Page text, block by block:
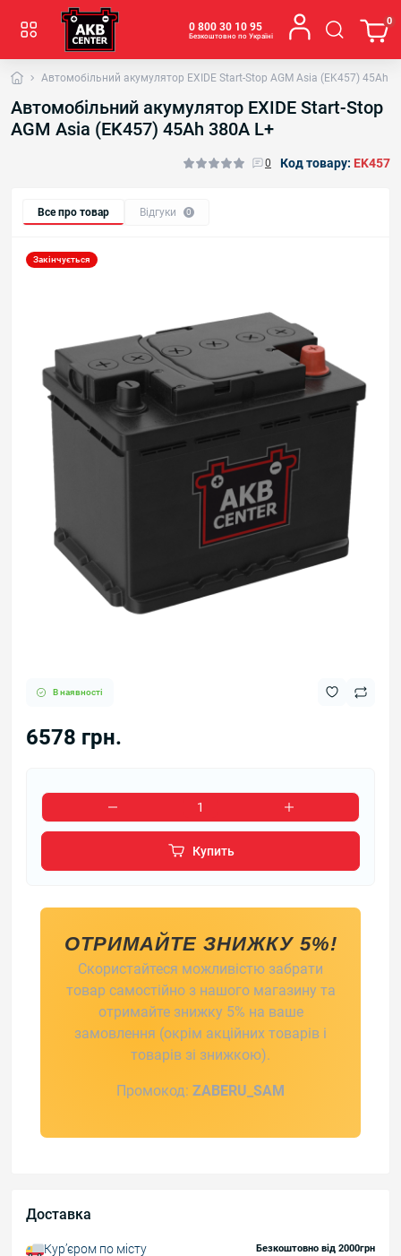
0 800 30 10 95
Безкоштовно по Україні
0
Автомобільний акумулятор EXIDE Start-Stop AGM Asia (EK457) 45Аh
Автомобільний акумулятор EXIDE Start-Stop
AGM Asia (EK457) 45Аh 380A L+
0 Код товару: EK457
Все про товар Відгуки 0
Закінчується
В наявності
6578 грн.
Купить
ОТРИМАЙТЕ ЗНИЖКУ 5%!
Скористайтеся можливістю забрати
товар самостійно з нашого магазину та
отримайте знижку 5% на ваше
замовлення (окрім акційних товарів і
товарів зі знижкою).
Промокод: ZABERU_SAM
Доставка
Курʼєром по місту Безкоштовно від 2000грн